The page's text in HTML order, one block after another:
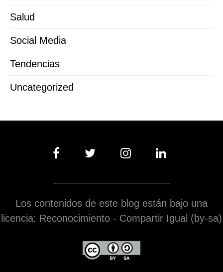
Salud
Social Media
Tendencias
Uncategorized
Los contenidos de este blog están bajo una
licencia: Reconocimiento - Compartir Igual (by-sa)